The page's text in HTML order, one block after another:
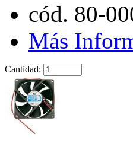
cód. 80-
Más
Cantidad: